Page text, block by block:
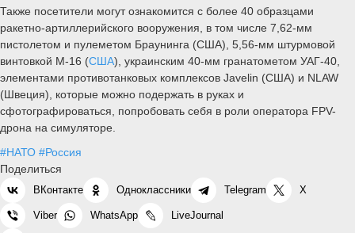
Также посетители могут ознакомится с более 40 образцами
ракетно-артиллерийского вооружения, в том числе 7,62-мм
пистолетом и пулеметом Браунинга (США), 5,56-мм штурмовой
винтовкой М-16 (США), украинским 40-мм гранатометом УАГ-40,
элементами противотанковых комплексов Javelin (США) и NLAW
(Швеция), которые можно подержать в руках и
сфотографироваться, попробовать себя в роли оператора FPV-
дрона на симуляторе.
#НАТО #Россия
Поделиться
ВКонтакте Одноклассники Telegram X
Viber WhatsApp LiveJournal